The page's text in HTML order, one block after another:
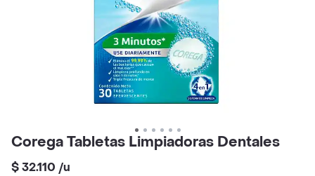
Corega Tabletas Limpiadoras Dentales
$ 32.110 /u